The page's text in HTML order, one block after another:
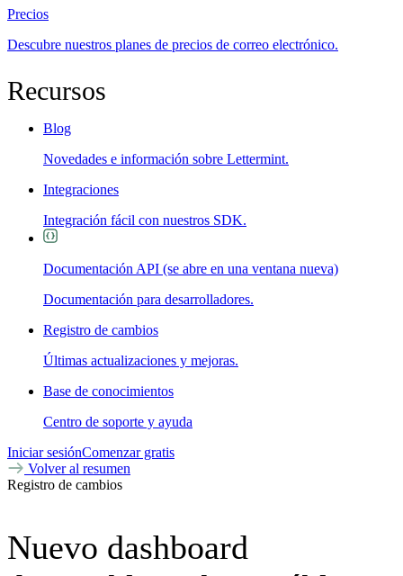
Precios
Descubre nuestros planes de precios de correo electrónico.
Recursos
Blog
Novedades e información sobre Lettermint.
Integraciones
Integración fácil con nuestros SDK.
Documentación API (se abre en una ventana nueva)
Documentación para desarrolladores.
Registro de cambios
Últimas actualizaciones y mejoras.
Base de conocimientos
Centro de soporte y ayuda
Iniciar sesiónComenzar gratis
Volver al resumen
Registro de cambios
Nuevo dashboard